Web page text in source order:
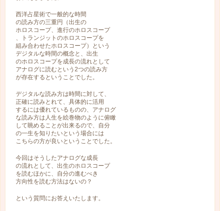
西洋占星術で一般的な時間
の読み方の三重円（出生の
ホロスコープ、進行のホロスコープ
、トランジットのホロスコープを
組み合わせたホロスコープ）という
デジタルな時間の概念と、出生
のホロスコープを成長の流れとして
アナログに読むという2つの読み方
が存在するということでした。
デジタルな読み方は時間に対して、
正確に読みとれて、具体的に活用
するには優れているものの、アナログ
な読み方は人生を絵巻物のように俯瞰
して眺めることが出来るので、自分
の一生を知りたいという場合には
こちらの方が良いということでした。
今回はそうしたアナログな成長
の流れとして、出生のホロスコープ
を読むほかに、自分の進むべき
方向性を読む方法はないの？
という質問にお答えいたします。